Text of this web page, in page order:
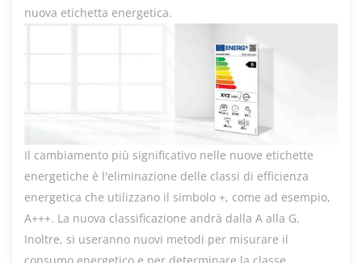
nuova etichetta energetica.
Il cambiamento più significativo nelle nuove etichette
energetiche è l'eliminazione delle classi di efficienza
energetica che utilizzano il simbolo +, come ad esempio,
A+++. La nuova classificazione andrà dalla A alla G.
Inoltre, si useranno nuovi metodi per misurare il